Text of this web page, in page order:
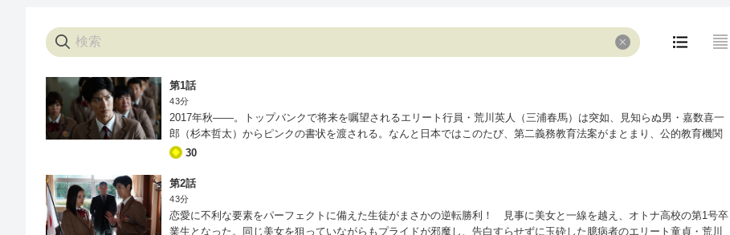
第1話
43分
2017年秋――。トップバンクで将来を嘱望されるエリート行員・荒川英人（三浦春馬）は突如、見知らぬ男・嘉数喜一
郎（杉本哲太）からピンクの書状を渡される。なんと日本ではこのたび、第二義務教育法案がまとまり、公的教育機関
「オトナ高校」を設立。性経験のない30歳以上の男女を入学させ、本当のオトナになるための英才教育を受けさせるこ
像もできない“正真正銘の童貞”だったのだ！
30
第2話
43分
恋愛に不利な要素をパーフェクトに備えた生徒がまさかの逆転勝利！ 見事に美女と一線を越え、オトナ高校の第1号卒
業生となった。同じ美女を狙っていながらもプライドが邪魔し、告白すらせずに玉砕した臆病者のエリート童貞・荒川